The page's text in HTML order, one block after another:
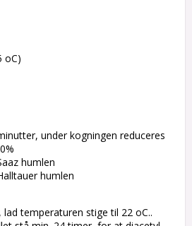
oC)
under kogningen reduceres
humlen
humlen
temperaturen stige til 22 oC..